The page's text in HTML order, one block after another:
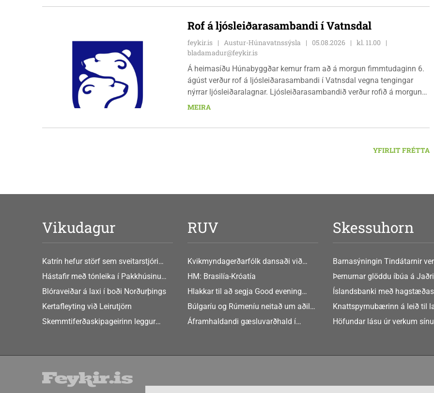
Rof á ljósleiðarasambandi í Vatnsdal
feykir.is Austur-Húnavatnssýsla 05.08.2026
kl. 11.00
bladamadur@feykir.is
Á heimasíðu Húnabyggðar kemur fram að á morgun fimmtudaginn 6.
ágúst verður rof á ljósleiðarasambandi í Vatnsdal vegna tengingar
nýrrar ljósleiðaralagnar. Ljósleiðarasambandið verður rofið á morgun
fimmtudag klukkan 9:00 í vestanverðum Vatnsdal.
MEIRA
YFIRLIT FRÉTTA
Vikudagur
Katrín hefur störf sem sveitarstjóri
Þingeyjarsveitar
Hástafir með tónleika í Pakkhúsinu
Hafnarstræti 19
Blóraveiðar á laxi í boði Norðurþings
Kertafleyting við Leirutjörn
Skemmtiferðaskipageirinn leggur
RUV
Kvikmyndagerðarfólk dansaði við
GusGus
HM: Brasilía-Króatía
Hlakkar til að segja Good evening
Europe
Búlgaríu og Rúmeníu neitað um aðild
að Schengen
Áframhaldandi gæsluvarðhald í
Skessuhorn
Barnasýningin Tindátarnir
Bókasafni Akraness í dag ?
Þernurnar glöddu íbúa á Jaðri
Íslandsbanki með
tilboðið
Knattspyrnubærinn á leið til
Höfundar lásu úr verkum